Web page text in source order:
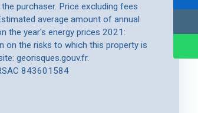
purchaser. Price excluding fees
average amount of annual
the year's energy prices 2021:
on the risks to which this property is
georisques.gouv.fr.
843601584